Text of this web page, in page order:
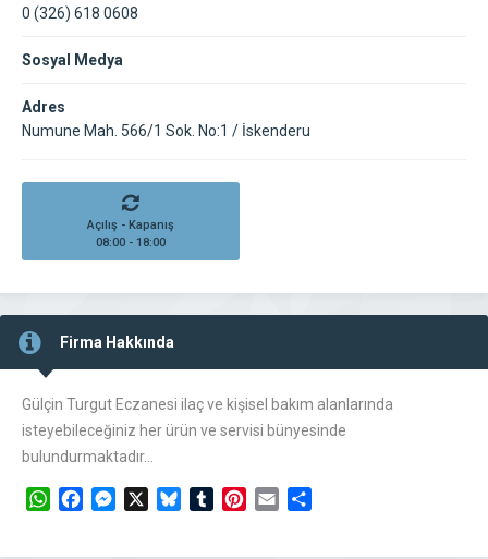
0 (326) 618 0608
Sosyal Medya
Adres
Numune Mah. 566/1 Sok. No:1 / İskenderu
Açılış - Kapanış
08:00 - 18:00
Firma Hakkında
Gülçin Turgut Eczanesi ilaç ve kişisel bakım alanlarında
isteyebileceğiniz her ürün ve servisi bünyesinde
bulundurmaktadır…
WhatsAppFacebookMessengerBlueskyTumblrPinterest
Email